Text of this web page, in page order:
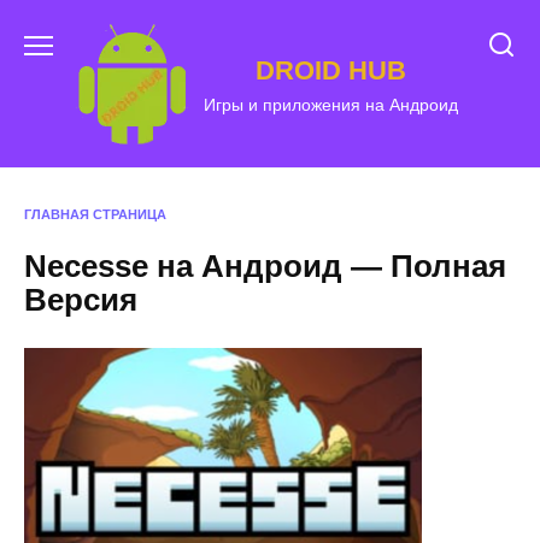
содержанию
DROID HUB
Игры и приложения на Андроид
ГЛАВНАЯ СТРАНИЦА
Necesse на Андроид — Полная
Версия